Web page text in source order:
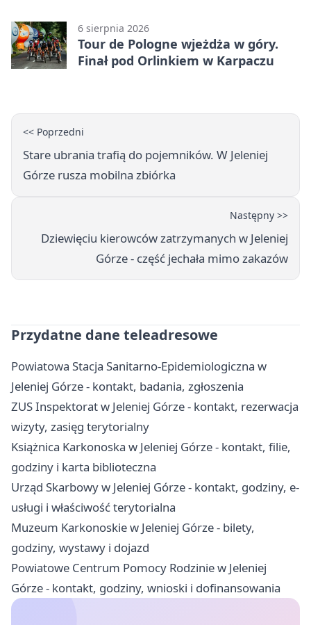
6 sierpnia 2026
Tour de Pologne wjeżdża w góry.
Finał pod Orlinkiem w Karpaczu
<< Poprzedni
Stare ubrania trafią do pojemników. W Jeleniej
Górze rusza mobilna zbiórka
Następny >>
Dziewięciu kierowców zatrzymanych w Jeleniej
Górze - część jechała mimo zakazów
Przydatne dane teleadresowe
Powiatowa Stacja Sanitarno-Epidemiologiczna w
Jeleniej Górze - kontakt, badania, zgłoszenia
ZUS Inspektorat w Jeleniej Górze - kontakt, rezerwacja
wizyty, zasięg terytorialny
Książnica Karkonoska w Jeleniej Górze - kontakt, filie,
godziny i karta biblioteczna
Urząd Skarbowy w Jeleniej Górze - kontakt, godziny, e-
usługi i właściwość terytorialna
Muzeum Karkonoskie w Jeleniej Górze - bilety,
godziny, wystawy i dojazd
Powiatowe Centrum Pomocy Rodzinie w Jeleniej
Górze - kontakt, godziny, wnioski i dofinansowania